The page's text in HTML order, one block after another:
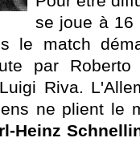
se joue à 16
le match
par Roberto
Riva.
ne plient le
Heinz